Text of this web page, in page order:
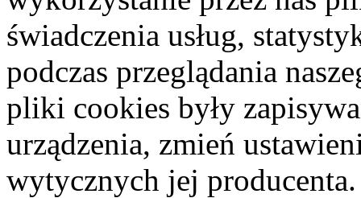
świadczenia usług,
podczas przeglądania
pliki cookies były
urządzenia, zmień
wytycznych jej producenta.